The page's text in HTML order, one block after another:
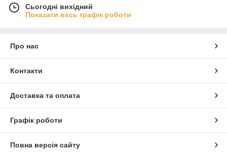
Сьогодні вихідний
Показати весь графік роботи
Про нас
Контакти
Доставка та оплата
Графік роботи
Повна версія сайту